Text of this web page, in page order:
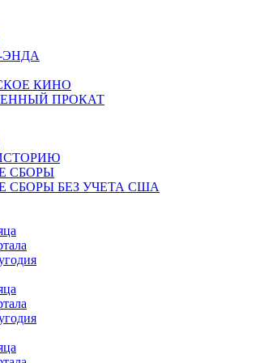
ЭНДА
КИНО
ПРОКАТ
СБОРЫ
СБОРЫ БЕЗ УЧЕТА США